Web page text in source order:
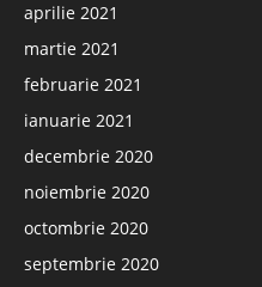
aprilie 2021
martie 2021
februarie 2021
ianuarie 2021
decembrie 2020
noiembrie 2020
octombrie 2020
septembrie 2020